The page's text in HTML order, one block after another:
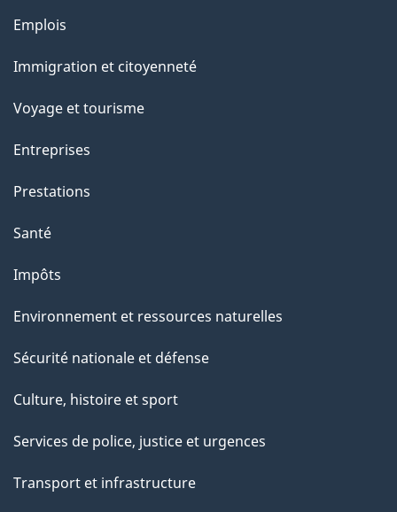
Thèmes
sujets
Emplois
Immigration et citoyenneté
Voyage et tourisme
Entreprises
Prestations
Santé
Impôts
Environnement et ressources naturelles
Sécurité nationale et défense
Culture, histoire et sport
Services de police, justice et urgences
Transport et infrastructure